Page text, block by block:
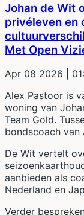
Johan de Wit
privéleven en
Met Open
Apr 08 2026 |
Alex Pastoor is
woning van
Team Gold.
bondscoach van
De Wit vertelt
aanbieden als
Nederland en
Verder